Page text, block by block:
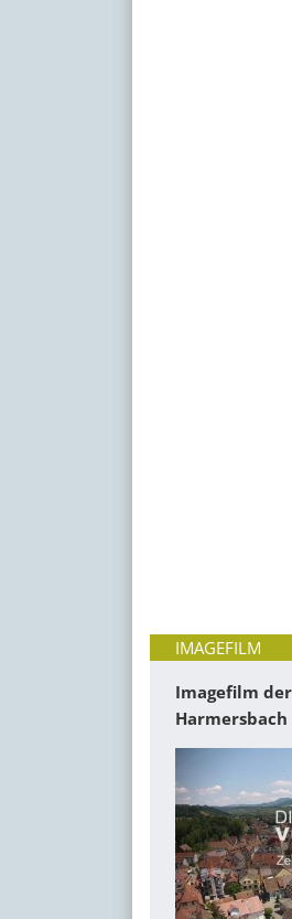
IMAGEFILM
Imagefilm
Harmersbach